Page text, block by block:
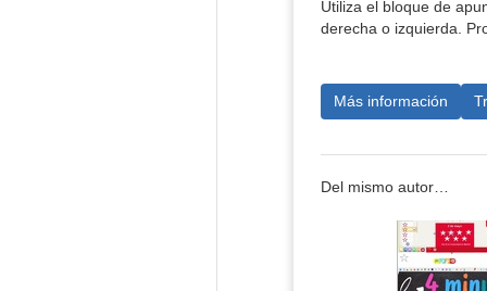
Utiliza el bloque de
derecha o izquierda.
Más información
Del mismo autor…